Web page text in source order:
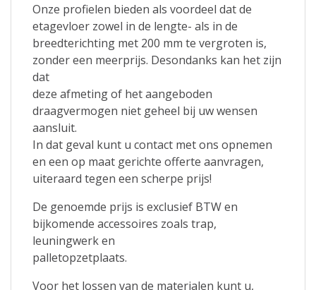
Onze profielen bieden als voordeel dat de
etagevloer zowel in de lengte- als in de
breedterichting met 200 mm te vergroten is,
zonder een meerprijs. Desondanks kan het zijn
dat
deze afmeting of het aangeboden
draagvermogen niet geheel bij uw wensen
aansluit.
In dat geval kunt u contact met ons opnemen
en een op maat gerichte offerte aanvragen,
uiteraard tegen een scherpe prijs!
De genoemde prijs is exclusief BTW en
bijkomende accessoires zoals trap,
leuningwerk en
palletopzetplaats.
Voor het lossen van de materialen kunt u,